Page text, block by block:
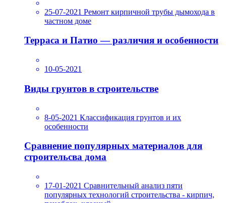
25-07-2021 Ремонт кирпичной трубы дымохода в
частном доме
Терраса и Патио — различия и особенности
10-05-2021
Виды грунтов в строительстве
8-05-2021 Классификация грунтов и их
особенности
Сравнение популярных материалов для
строительсва дома
17-01-2021 Сравнительный анализ пяти
популярных технологий строительства - кирпич,